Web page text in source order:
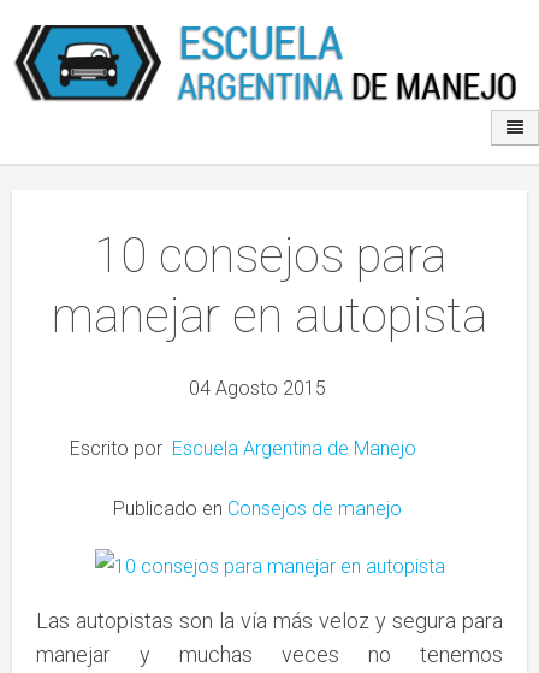
10 consejos para
manejar en autopista
04 Agosto 2015
Escrito por Escuela Argentina de Manejo
Publicado en Consejos de manejo
Las autopistas son la vía más veloz y segura para
manejar y muchas veces no tenemos